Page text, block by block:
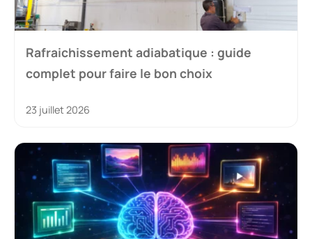
Rafraichissement adiabatique : guide
complet pour faire le bon choix
23 juillet 2026